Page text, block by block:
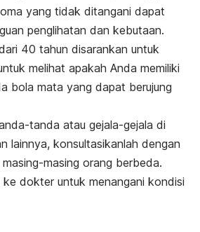
yang tidak ditangani dapat
penglihatan dan kebutaan.
40 tahun disarankan untuk
melihat apakah Anda memiliki
bola mata yang dapat berujung
tanda atau gejala-gejala di
lainnya, konsultasikanlah dengan
masing orang berbeda.
ke dokter untuk menangani kondisi